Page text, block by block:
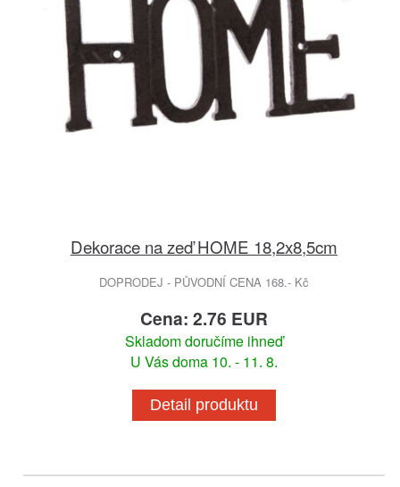
Dekorace na zeď HOME 18,2x8,5cm
DOPRODEJ - PŮVODNÍ CENA 168.- Kč
Cena: 2.76 EUR
Skladom doručíme ihneď
U Vás doma 10. - 11. 8.
Detail produktu